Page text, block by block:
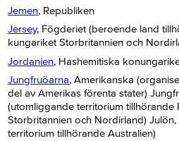
Jemen, Republiken
Jersey, Fögderiet (beroende land
kungariket Storbritannien och
Jordanien, Hashemitiska
Jungfruöarna, Amerikanska
del av Amerikas förenta stater)
(utomliggande territorium
Storbritannien och Nordirland)
territorium tillhörande Australien)